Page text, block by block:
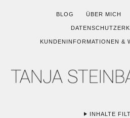
BLOG ÜBER MICH
KUNDENINFORMATIONEN &
INHALTE